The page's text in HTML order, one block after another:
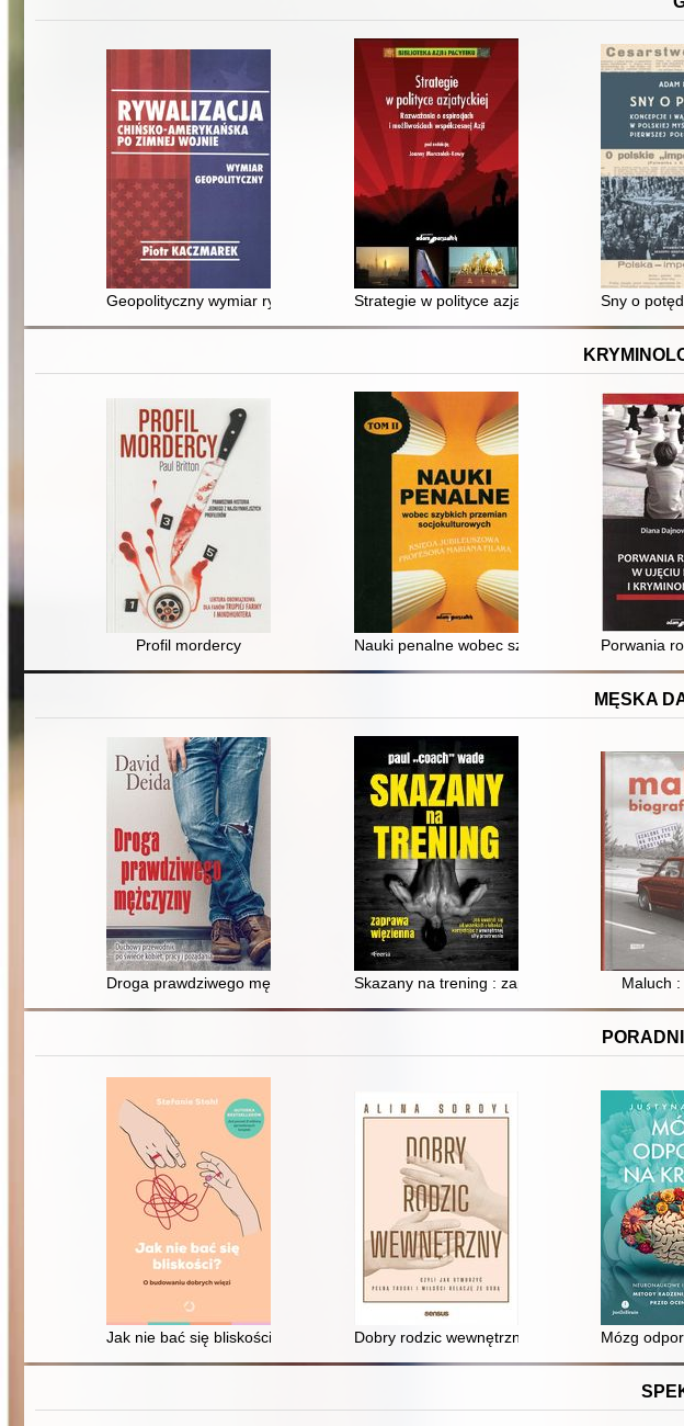
Geopolityczny wymiar rywalizacji Stanów Zjednoczonych Ameryki i Chińskiej
Strategie w polityce azjatyckiej : rozważania o
Sny o
Profil mordercy Nauki penalne wobec szybkich przemian
Porwania
MĘSKA
Droga prawdziwego mężczyzny : duchowy przewodnik po świecie kobiet, pracy i
Skazany na trening : zaprawa więziennaMaluch
Jak nie bać się bliskości? : o budowaniu dobrych więziDobry rodzic wewnętrzny, czyli Jak stworzyć
Mózg